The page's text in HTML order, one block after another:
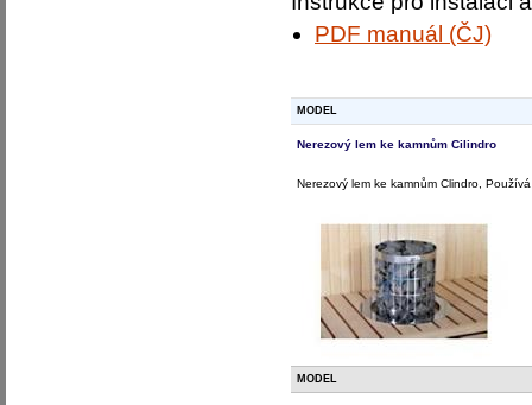
PDF manuál (ČJ)
MODEL
Nerezový lem ke kamnům Cilindro
Nerezový lem ke kamnům Clindro,
MODEL